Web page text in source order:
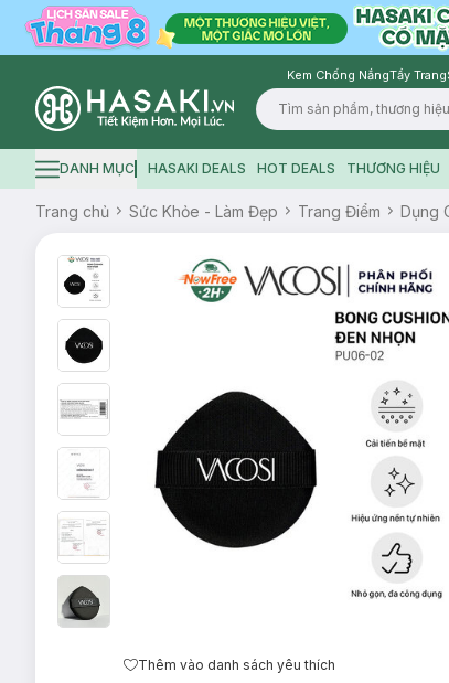
Kem Chống NắngTẩy Trang
Logo
Hamburger icon
DANH MỤC HASAKI DEALS HOT DEALS THƯƠNG HIỆU
Trang chủ Sức Khỏe - Làm Đẹp Trang Điểm Dụng
Thêm vào danh sách yêu thích